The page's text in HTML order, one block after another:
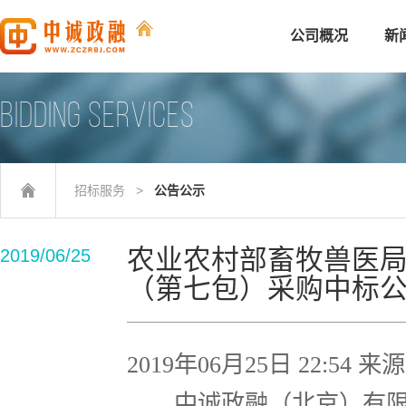
公司概况 新
BIDDING SERVICES
招标服务 > 公告公示
2019/06/25
农业农村部畜牧兽医
（第七包）采购中标
2019年06月25日 22:54 来